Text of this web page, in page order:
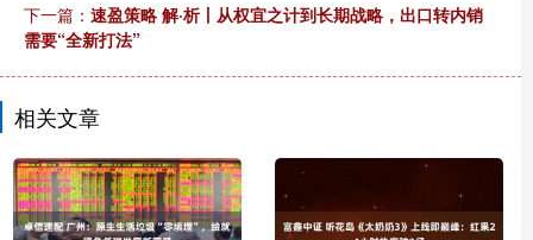
下一篇： 速盈策略 解·析丨从权宜之计到长期战略，出口转内销
需要“全新打法”
相关文章